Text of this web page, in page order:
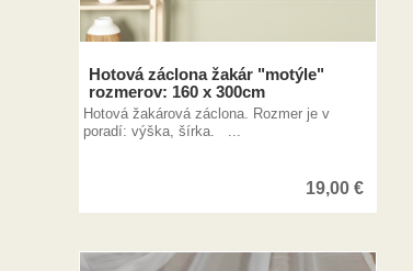
Hotová záclona žakár "motýle"
rozmerov: 160 x 300cm
Hotová žakárová záclona. Rozmer je v
poradí: výška, šírka. ...
19,00€